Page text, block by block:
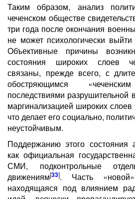
Таким образом, анализ
чеченском обществе
три года после окончания
не может психологически
Объективные причины
состояния широких слоев
связаны, прежде всего, с
обостряющимся
последствиями разрушительной
маргинализацией широких слоев
что делает его социально,
неустойчивым.
Поддержанию этого состояния
как официальная
СМИ, подконтрольные
движениям[33]. Часть
находящаяся под влиянием